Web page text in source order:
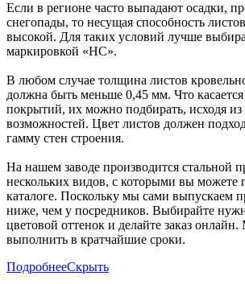
Если в регионе часто выпадают осадки,
снегопады, то несущая способность
высокой. Для таких условий лучше
маркировкой «НС».
В любом случае толщина листов
должна быть меньше 0,45 мм. Что
покрытий, их можно подбирать, исходя
возможностей. Цвет листов должен
гамму стен строения.
На нашем заводе производится стальной
нескольких видов, с которыми вы можете
каталоге. Поскольку мы сами выпускаем
ниже, чем у посредников. Выбирайте
цветовой оттенок и делайте заказ
выполнить в кратчайшие сроки.
ПодробнееСкрыть